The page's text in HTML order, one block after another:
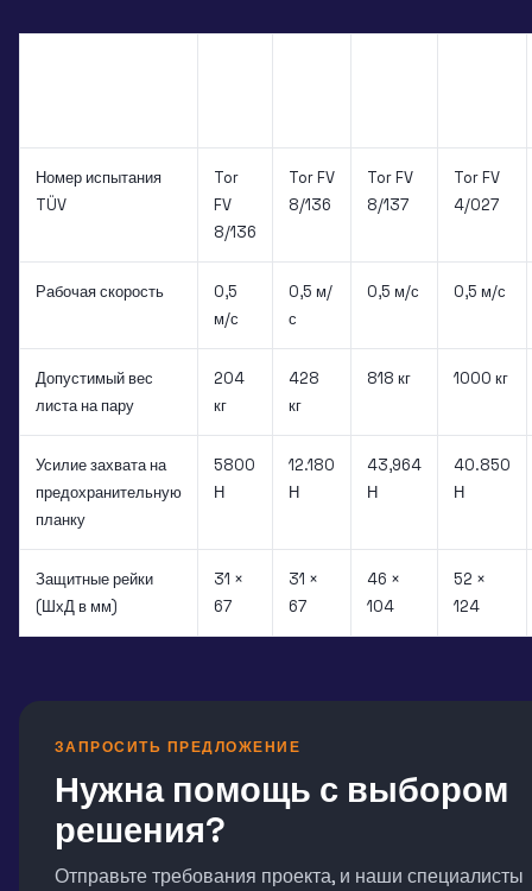
Номер испытания
TÜV
Tor
FV
8/136
Tor FV
8/136
Tor FV
8/137
Tor FV
4/027
Рабочая скорость
0,5
м/с
0,5 м/
с
0,5 м/с 0,5 м/с
Допустимый вес
листа на пару
204
кг
428
кг
818 кг 1000 кг
Усилие захвата на
предохранительную
планку
5800
Н
12.180
Н
43,964
Н
40.850
Н
Защитные рейки
(ШхД в мм)
31 ×
67
31 ×
67
46 ×
104
52 ×
124
ЗАПРОСИТЬ ПРЕДЛОЖЕНИЕ
Нужна помощь с выбором
решения?
Отправьте требования проекта, и наши специалисты